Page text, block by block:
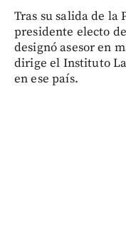
Tras su salida de la
presidente electo
designó asesor en
dirige el Instituto
en ese país.